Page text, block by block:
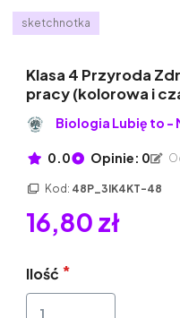
sketchnotka
Klasa 4 Przyroda
pracy (kolorowa i
Biologia Lubię to -
0.0 Opinie: 0
Kod: 48P_3IK4KT-48
16,80 zł
Ilość